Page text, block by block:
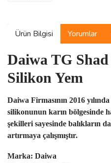
Ürün Bilgisi Yorumlar
Daiwa TG
Silikon Yem
Daiwa Firmasının 2016
silikonunun karın bölgesinde
şekilleri sayesinde balıkların
artırmaya çalışmıştır.
Marka: Daiwa